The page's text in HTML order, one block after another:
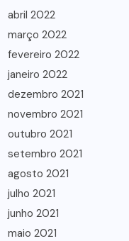
abril 2022
março 2022
fevereiro 2022
janeiro 2022
dezembro 2021
novembro 2021
outubro 2021
setembro 2021
agosto 2021
julho 2021
junho 2021
maio 2021